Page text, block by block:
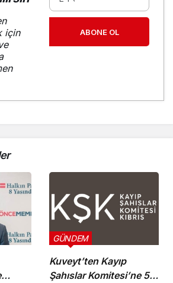
için
ABONE OL
Kuveyt’ten Kayıp
Şahıslar Komitesi’ne 50
GÜNDEM